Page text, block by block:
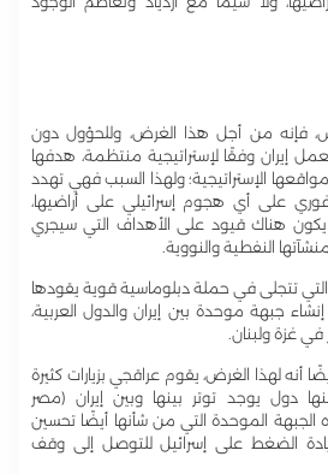
فإنه من أجل هذا الغرض، وللحؤول دون
إيران وفقًا لإستراتيجية منتظمة، هدفها
الإستراتيجية؛ ولهذا السبب فهي تهدد
فوري على أي هجوم إسرائيلي على أراضيها،
هناك قيود على الأهداف التي سيجري
النفطية والنووية.
التي تتجلى في حملة دبلوماسية قوية يقودها
إنشاء جبهة موحدة بين إيران والدول العربية،
غزة ولبنان.
أنه لهذا الغرض، يقوم عراقجي بزيارات كثيرة
دول يوجد توتر بينها وبين إيران (مصر
الموحدة التي من شأنها أيضًا تحسين
وزيادة الضغط على إسرائيل للتوصل إلى وقف